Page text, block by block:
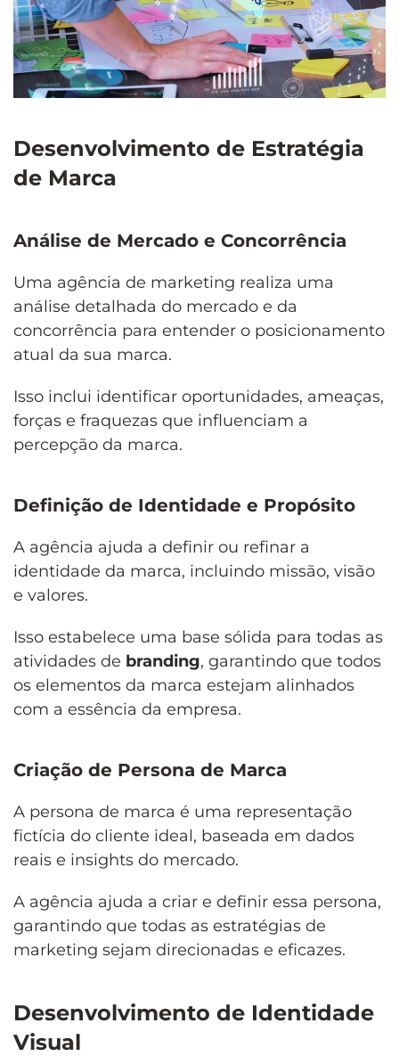
Desenvolvimento de Estratégia
de Marca
Análise de Mercado e Concorrência
Uma agência de marketing realiza uma
análise detalhada do mercado e da
concorrência para entender o posicionamento
atual da sua marca.
Isso inclui identificar oportunidades, ameaças,
forças e fraquezas que influenciam a
percepção da marca.
Definição de Identidade e Propósito
A agência ajuda a definir ou refinar a
identidade da marca, incluindo missão, visão
e valores.
Isso estabelece uma base sólida para todas as
atividades de branding, garantindo que todos
os elementos da marca estejam alinhados
com a essência da empresa.
Criação de Persona de Marca
A persona de marca é uma representação
fictícia do cliente ideal, baseada em dados
reais e insights do mercado.
A agência ajuda a criar e definir essa persona,
garantindo que todas as estratégias de
marketing sejam direcionadas e eficazes.
Desenvolvimento de Identidade
Visual